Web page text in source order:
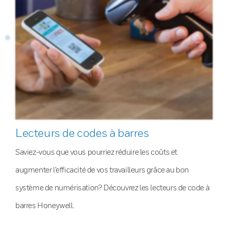
Lecteurs de codes à barres
Saviez-vous que vous pourriez réduire les coûts et
augmenter l’efficacité de vos travailleurs grâce au bon
système de numérisation? Découvrez les lecteurs de code à
barres Honeywell.